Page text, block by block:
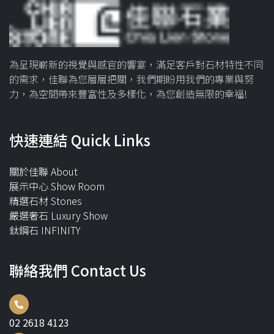
為呈現嶄新的視覺與感官的響宴，滿足客戶對石材特性不同
的需求，佳聯為您層層把關，我們期盼用我們的專業與努
力，為空間帶來豐富性及多樣化，為您創造無限的幸福!
快速連結 Quick Links
關於佳聯 About
展示中心 Show Room
精選石材 Stones
嚴選奢石 Luxury Show
鈦鋼石 INFINITY
聯絡我們 Contact Us
02 2618 4123